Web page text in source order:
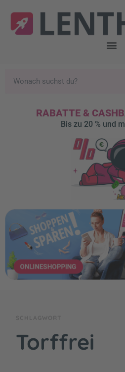
RABATTE &
Bis zu 20 % und
Torffrei